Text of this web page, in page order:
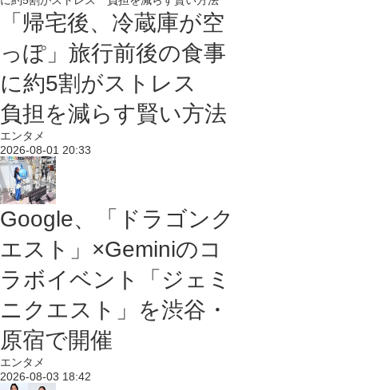
「帰宅後、冷蔵庫が空
っぽ」旅行前後の食事
に約5割がストレス
負担を減らす賢い方法
エンタメ
2026-08-01 20:33
Google、「ドラゴンク
エスト」×Geminiのコ
ラボイベント「ジェミ
ニクエスト」を渋谷・
原宿で開催
エンタメ
2026-08-03 18:42